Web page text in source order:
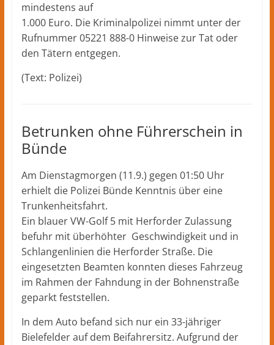
mindestens auf
1.000 Euro. Die Kriminalpolizei nimmt unter der
Rufnummer 05221 888-0 Hinweise zur Tat oder
den Tätern entgegen.
(Text: Polizei)
Betrunken ohne Führerschein in
Bünde
Am Dienstagmorgen (11.9.) gegen 01:50 Uhr
erhielt die Polizei Bünde Kenntnis über eine
Trunkenheitsfahrt.
Ein blauer VW-Golf 5 mit Herforder Zulassung
befuhr mit überhöhter Geschwindigkeit und in
Schlangenlinien die Herforder Straße. Die
eingesetzten Beamten konnten dieses Fahrzeug
im Rahmen der Fahndung in der Bohnenstraße
geparkt feststellen.
In dem Auto befand sich nur ein 33-jähriger
Bielefelder auf dem Beifahrersitz. Aufgrund der